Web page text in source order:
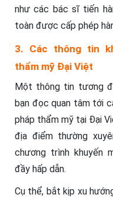
như các bác sĩ tiến
toàn được cấp phép
3. Các thông tin
thẩm mỹ Đại Việt
Một thông tin tương
bạn đọc quan tâm tới
pháp thẩm mỹ tại Đại
địa điểm thường
chương trình khuyến
đầy hấp dẫn.
Cụ thể, bắt kịp xu